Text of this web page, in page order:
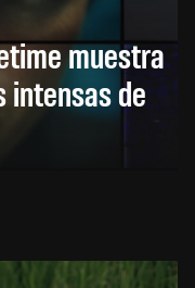
muestra
intensas de